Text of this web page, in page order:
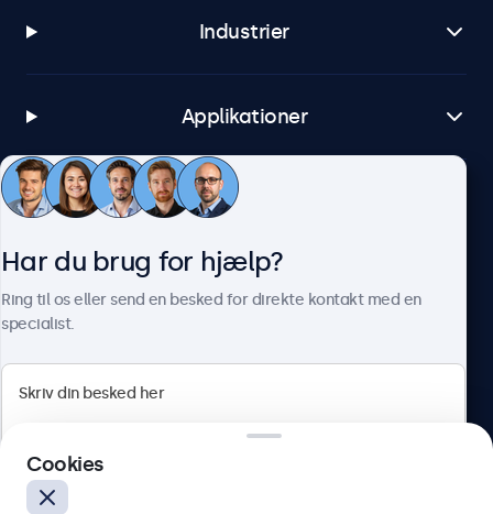
Industrier
Applikationer
Kundeservice
Herstedøstervej 27-29, unit A, 2620 Albertslund, Danmark
Har du brug for hjælp?
Ring til os eller send en besked for direkte kontakt med en
specialist.
Cookies